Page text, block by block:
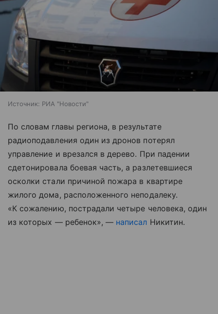
Источник: РИА "Новости"
По словам главы региона, в результате
радиоподавления один из дронов потерял
управление и врезался в дерево. При падении
сдетонировала боевая часть, а разлетевшиеся
осколки стали причиной пожара в квартире
жилого дома, расположенного неподалеку.
«К сожалению, пострадали четыре человека, один
из которых — ребенок», — написал Никитин.